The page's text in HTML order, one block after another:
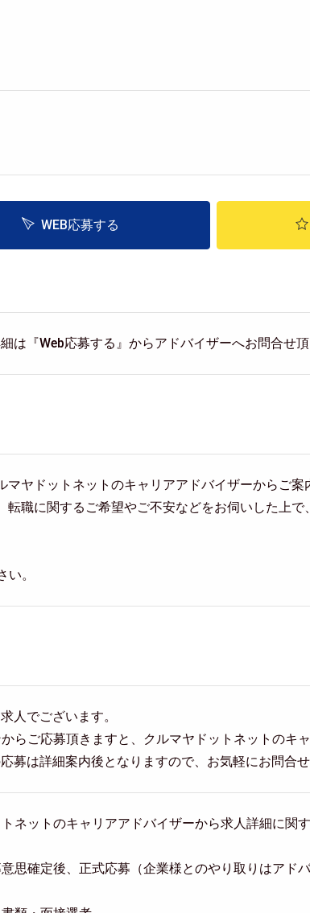
WEB応募する
は『Web応募する』からアドバイザーへお問合せ頂
ヤドットネットのキャリアアドバイザーからご案
転職に関するご希望やご不安などをお伺いした上
。
人でございます。
らご応募頂きますと、クルマヤドットネットのキ
募は詳細案内後となりますので、お気軽にお問合せ
ネットのキャリアアドバイザーから求人詳細に関
思確定後、正式応募（企業様とのやり取りはアド